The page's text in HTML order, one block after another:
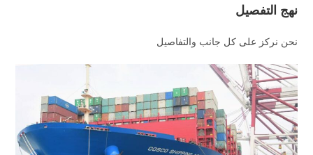
نهج التفصيل
نحن نركز على كل جانب والتفاصيل